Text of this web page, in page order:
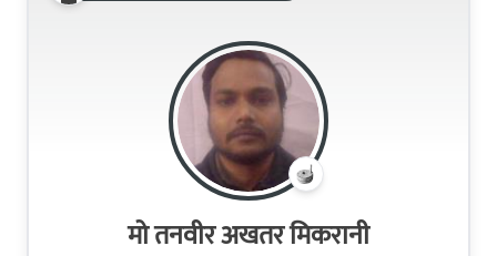
मो तनवीर अखतर मिकरानी